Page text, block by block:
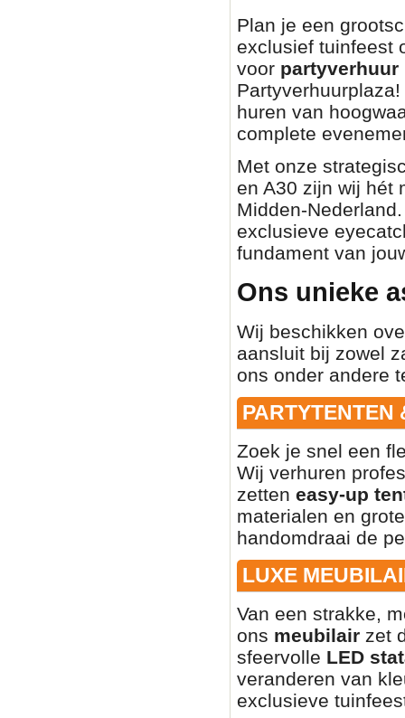
Plan je een
exclusief tuinfeest
voor partyverhuur
huren van
complete
Met onze
en A30 zijn wij hét
Midden-
exclusieve
fundament van
Ons unieke
Wij beschikken
aansluit bij zowel
ons onder andere
PARTYTENTEN
Zoek je snel een
Wij verhuren
zetten easy-up
materialen en
handomdraai de
LUXE
Van een strakke,
ons meubilair zet
sfeervolle LED
veranderen van
exclusieve